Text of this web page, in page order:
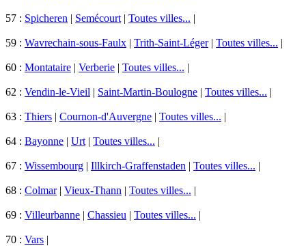
57 : Spicheren | Semécourt | Toutes villes... |
59 : Wavrechain-sous-Faulx | Trith-Saint-Léger| Toutes villes... |
60 : Montataire | Verberie | Toutes villes... |
62 : Vendin-le-Vieil | Saint-Martin-Boulogne | Toutes villes... |
63 : Thiers | Cournon-d'Auvergne | Toutes villes... |
64 : Bayonne | Urt | Toutes villes... |
67 : Wissembourg | Illkirch-Graffenstaden | Toutes villes... |
68 : Colmar| Vieux-Thann | Toutes villes... |
69 : Villeurbanne | Chassieu | Toutes villes... |
70 : Vars |